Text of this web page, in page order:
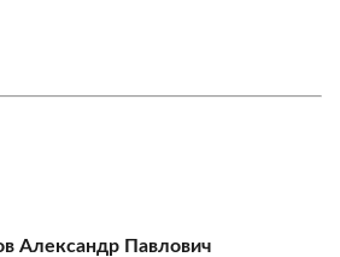
Александр Павлович